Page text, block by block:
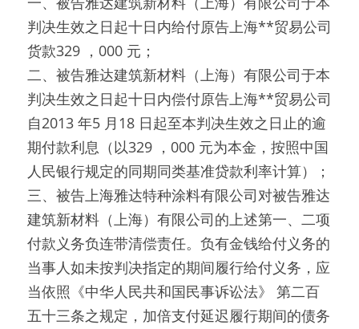
判决生效之日起十日内给付原告上海**贸易公司
货款329 ，000 元；
二、被告雅达建筑新材料（上海）有限公司于本
判决生效之日起十日内偿付原告上海**贸易公司
自2013 年5 月18 日起至本判决生效之日止的逾
期付款利息（以329 ，000 元为本金，按照中国
人民银行规定的同期同类基准贷款利率计算）；
三、被告上海雅达特种涂料有限公司对被告雅达
建筑新材料（上海）有限公司的上述第一、二项
付款义务负连带清偿责任。负有金钱给付义务的
当事人如未按判决指定的期间履行给付义务，应
当依照《中华人民共和国民事诉讼法》 第二百
五十三条之规定，加倍支付延迟履行期间的债务